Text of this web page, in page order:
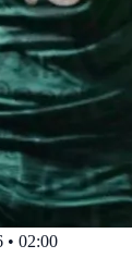
• 02:00